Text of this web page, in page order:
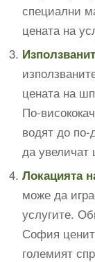
специални
цената на
цената на
По-
водят до
да увеличат
Локацията
може да
услугите.
София
големият